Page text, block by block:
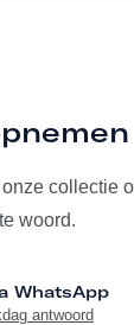
collectie
woord.
WhatsApp
antwoord